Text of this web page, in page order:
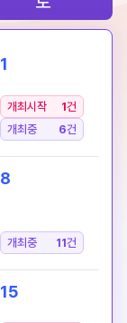
1
개최시작 1건
개최중
6건
8
개최중 11건
15